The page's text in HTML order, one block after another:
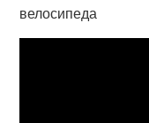
велосипеда